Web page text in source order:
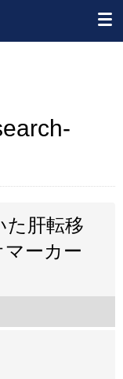
た肝転移
ーカー